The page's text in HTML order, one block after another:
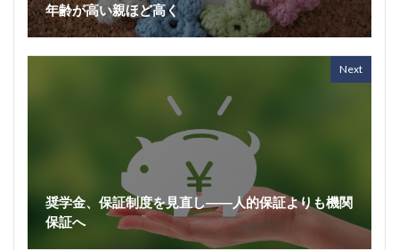
年齢が高い親ほど高く
Next
奨学金、保証制度を見直し――人的保証よりも機関
保証へ